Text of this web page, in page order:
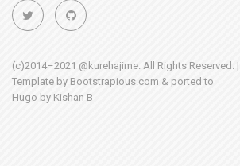
(c)2014–2021 @kurehajime. All Rights Reserved. |
Template by Bootstrapious.com & ported to
Hugo by Kishan B